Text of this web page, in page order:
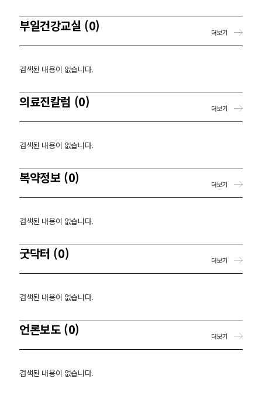
부일건강교실 (0)
검색된 내용이 없습니다.
더보기
의료진칼럼 (0)
검색된 내용이 없습니다.
더보기
복약정보 (0)
검색된 내용이 없습니다.
더보기
굿닥터 (0)
검색된 내용이 없습니다.
더보기
언론보도 (0)
검색된 내용이 없습니다.
더보기